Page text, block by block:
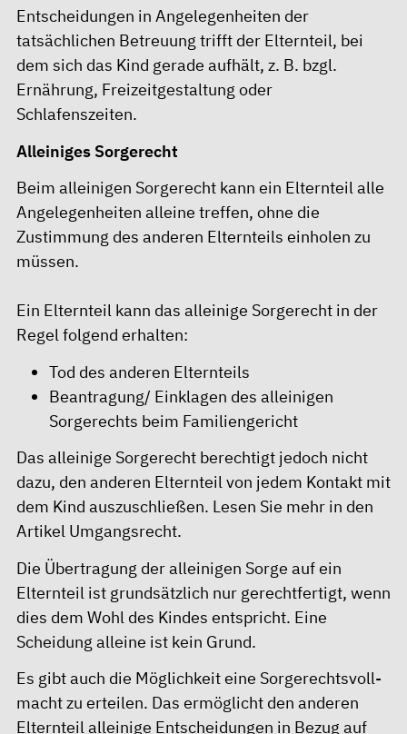
Entscheidungen in Angelegenheiten der
tatsächlichen Betreuung trifft der Elternteil, bei
dem sich das Kind gerade aufhält, z. B. bzgl.
Ernährung, Freizeitgestaltung oder
Schlafenszeiten.
Alleiniges Sorgerecht
Beim alleinigen Sorgerecht kann ein Elternteil alle
Angelegenheiten alleine treffen, ohne die
Zustimmung des anderen Elternteils einholen zu
müssen.
Ein Elternteil kann das alleinige Sorgerecht in der
Regel folgend erhalten:
Tod des anderen Elternteils
Beantragung/ Einklagen des alleinigen
Sorgerechts beim Familiengericht
Das alleinige Sorgerecht berechtigt jedoch nicht
dazu, den anderen Elternteil von jedem Kontakt mit
dem Kind auszuschließen. Lesen Sie mehr in den
Artikel Umgangsrecht.
Die Übertragung der alleinigen Sorge auf ein
Elternteil ist grundsätzlich nur gerechtfertigt, wenn
dies dem Wohl des Kindes entspricht. Eine
Scheidung alleine ist kein Grund.
Es gibt auch die Möglichkeit eine Sorge­rechts­voll­
macht zu erteilen. Das ermöglicht den anderen
Elternteil alleinige Entscheidungen in Bezug auf